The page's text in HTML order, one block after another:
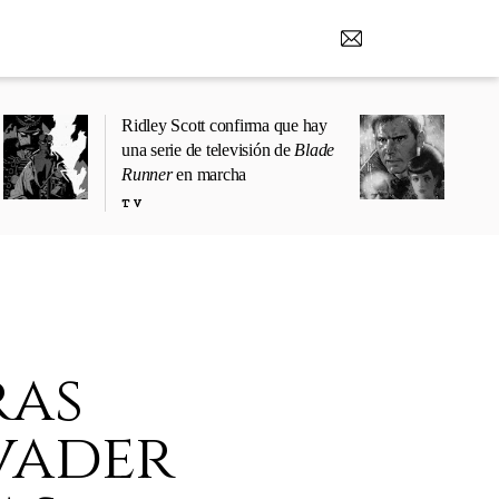
Ridley Scott confirma que hay
una serie de televisión de Blade
Runneren marcha
TV